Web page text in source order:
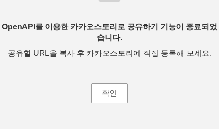
OpenAPI를 이용한 카카오스토리로 공유하기 기능이 종료되었
습니다.
공유할 URL을 복사 후 카카오스토리에 직접 등록해 보세요.
확인